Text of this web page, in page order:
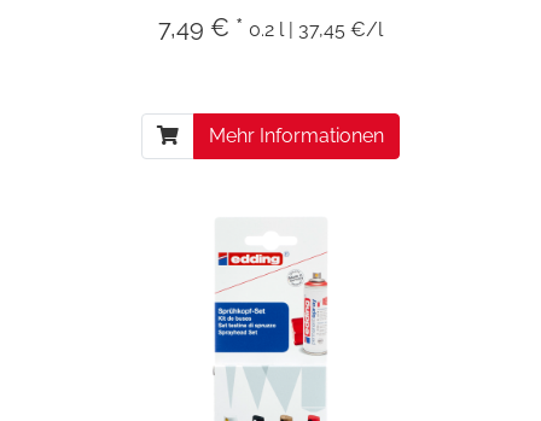
7,49 € * 0.2 l | 37,45 €/l
Mehr Informationen